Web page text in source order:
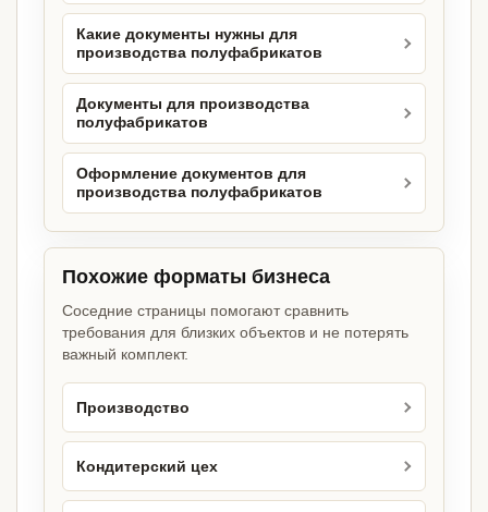
Какие документы нужны для
производства полуфабрикатов
Документы для производства
полуфабрикатов
Оформление документов для
производства полуфабрикатов
Похожие форматы бизнеса
Соседние страницы помогают сравнить
требования для близких объектов и не потерять
важный комплект.
Производство
Кондитерский цех